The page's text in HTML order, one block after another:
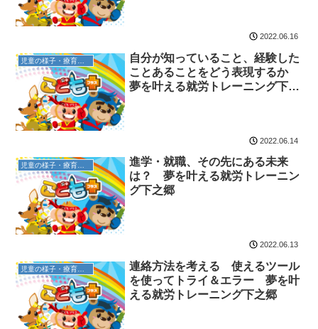
2022.06.16
児童の様子・療育内容
自分が知っていること、経験した
ことあることをどう表現するか
夢を叶える就労トレーニング下之
2022.06.14
児童の様子・療育内容
進学・就職、その先にある未来
は？ 夢を叶える就労トレーニン
グ下之郷
2022.06.13
児童の様子・療育内容
連絡方法を考える 使えるツール
を使ってトライ＆エラー 夢を叶
える就労トレーニング下之郷